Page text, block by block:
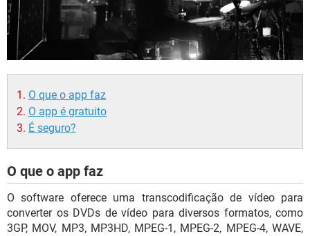
O que o app faz
O app é gratuito
É seguro?
O que o app faz
O software oferece uma transcodificação de vídeo para
converter os DVDs de vídeo para diversos formatos, como
3GP, MOV, MP3, MP3HD, MPEG-1, MPEG-2, MPEG-4, WAVE,